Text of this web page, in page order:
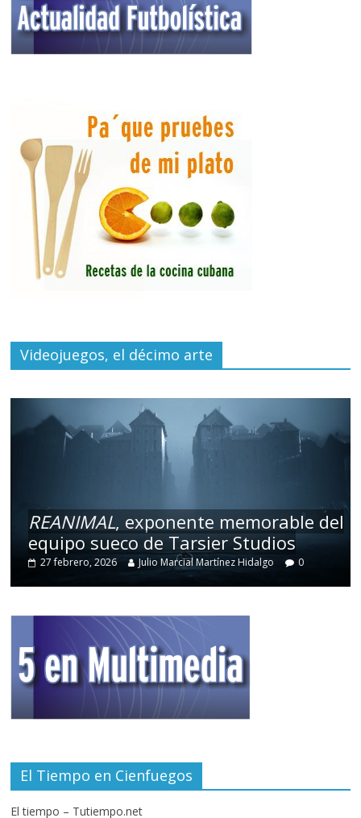
Videojuegos, el décimo arte
REANIMAL, exponente memorable del
equipo sueco de Tarsier Studios
27 febrero, 2026 Julio Marcial Martínez Hidalgo 0
El Tiempo en Cienfuegos
El tiempo – Tutiempo.net